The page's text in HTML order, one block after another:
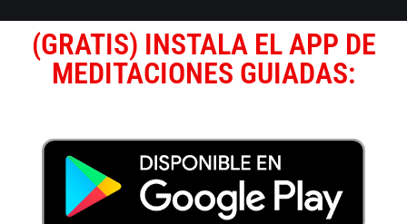
(GRATIS) INSTALA EL APP DE
MEDITACIONES GUIADAS: